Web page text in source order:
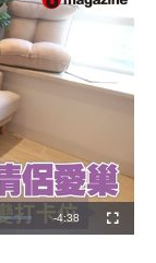
Remaining
-4:38 Fullscreen